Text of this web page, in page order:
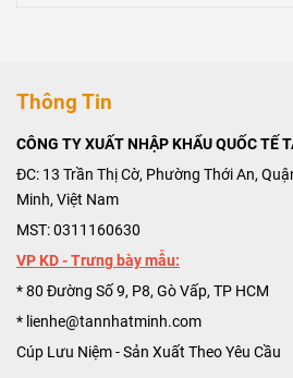
Thông Tin
CÔNG TY XUẤT NHẬP KHẨU QUỐC TẾ
ĐC: 13 Trần Thị Cờ, Phường Thới An,
Minh, Việt Nam
MST: 0311160630
VP KD - Trưng bày mẫu:
* 80 Đường Số 9, P8, Gò Vấp, TP HCM
* lienhe@tannhatminh.com
Cúp Lưu Niệm - Sản Xuất Theo Yêu Cầu